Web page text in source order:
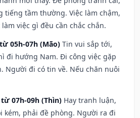
tiếng tầm thường. Việc làm chậm,
việc gì đều cần chắc chắn.
05h-07h (Mão) Tin vui sắp tới,
đi hướng Nam. Đi công việc gặp
Người đi có tin về. Nếu chăn nuôi
07h-09h (Thìn) Hay tranh luận,
kém, phải đề phòng. Người ra đi